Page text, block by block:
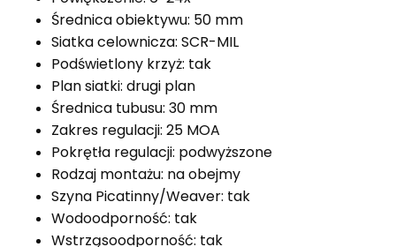
Średnica obiektywu: 50 mm
Siatka celownicza: SCR-MIL
Podświetlony krzyż: tak
Plan siatki: drugi plan
Średnica tubusu: 30 mm
Zakres regulacji: 25 MOA
Pokrętła regulacji: podwyższone
Rodzaj montażu: na obejmy
Szyna Picatinny/Weaver: tak
Wodoodporność: tak
Wstrząsoodporność: tak